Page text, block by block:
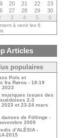
20 21 22
23
27 28 29
30
3 4 5 6
à venir les 6
Articles
populaires
Pols et
fra Røros - 18-19
2023
musiques issues des
2-3
et 23-24 mars
danses de Föllinge -
2009
d’ALÉSIA -
2015